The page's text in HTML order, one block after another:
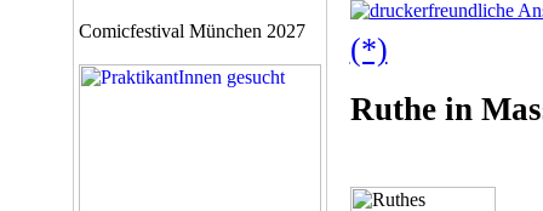
Comicfestival München 2027
(*)
Ruthe in